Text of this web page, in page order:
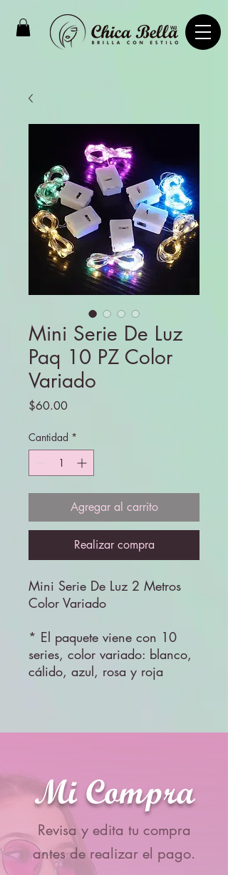
Mini Serie De Luz
Paq 10 PZ Color
Variado
$60.00Precio
Cantidad *
Agregar al carrito
Realizar compra
Mini Serie De Luz 2 Metros
Color Variado
* El paquete viene con 10
series, color variado: blanco,
cálido, azul, rosa y roja
Mi Compra
Revisa y edita tu compra
antes de realizar el pago.